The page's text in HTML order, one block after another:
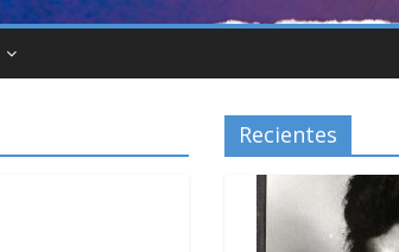
Recientes